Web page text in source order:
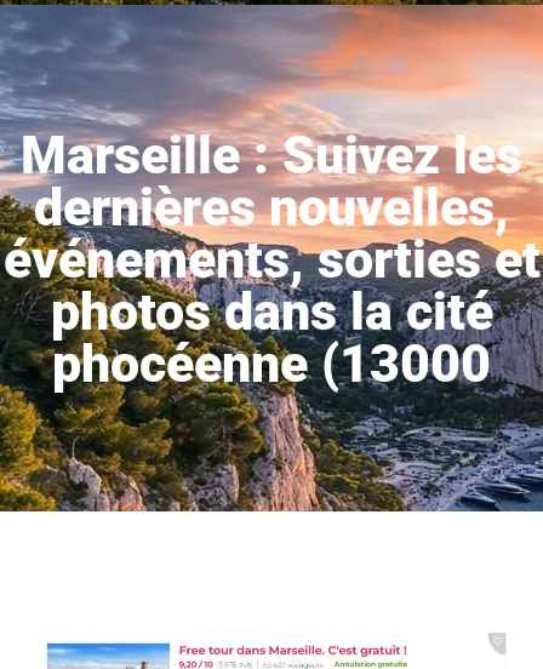
Marseille : Suivez les
dernières nouvelles,
événements, sorties et
photos dans la cité
phocéenne (13000